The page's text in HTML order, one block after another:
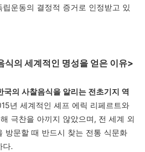
운동의 결정적 증거로 인정받고 있
식의 세계적인 명성을 얻은 이유>
국의 사찰음식을 알리는 전초기지 역
년 세계적인 셰프 에릭 리페르트와
극찬을 아끼지 않았으며, 전 세계 외
방문할 때 반드시 찾는 전통 식문화
다.